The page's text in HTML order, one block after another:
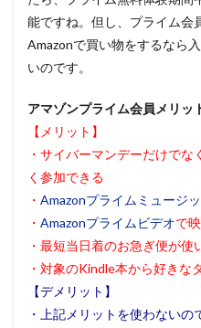
能ですね。但し、プライム会
Amazonで買い物をするなら
いのです。
アマゾンプライム会員メリッ
【メリット】
・サイバーマンデーだけで
く参加できる
・ Amazonプライムミュージ
・ Amazonプライムビデオで
・最短当日着のお急ぎ便が使
・対象のKindle本から好きな
【デメリット】
・上記メリットを使わない